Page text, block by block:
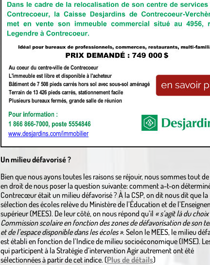
Un milieu défavorisé ?
Bien que nous ayons toutes les raisons se réjouir, nous sommes tout
en droit de nous poser la question suivante: comment a-t-on
Contrecœur était un milieu défavorisé ? À la CSP, on dit nous dit que la
sélection des écoles relève du Ministère de l’Éducation et de
supérieur (MEES). De leur côté, on nous répond qu’il « s’agit là du
Commission scolaire en fonction des zones de défavorisation de son
et de l’espace disponible dans les écoles ». Selon le MEES, le milieu
est établi en fonction de l’Indice de milieu socioéconomique (IMSE).
qui participent à la Stratégie d’intervention Agir autrement ont été
sélectionnées à partir de cet indice. (Plus de détails)